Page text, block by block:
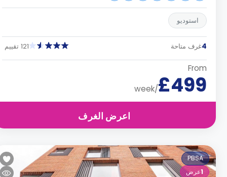
استوديو
غرف متاحة 121 تقييم
From
£499
/week
اعرض الغرف
PBSA
1 عرض